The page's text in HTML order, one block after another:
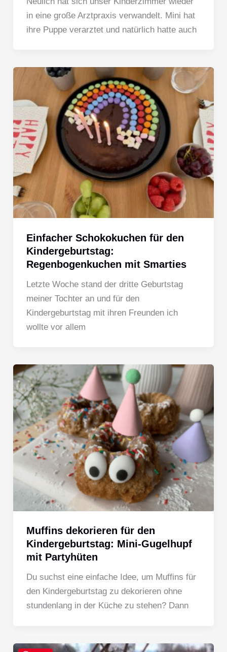
in eine große Arztpraxis verwandelt. Mini hat
ihre Puppe verarztet und natürlich hatte auch
Einfacher Schokokuchen für den
Kindergeburtstag:
Regenbogenkuchen mit Smarties
Letzte Woche stand der dritte Geburtstag
meiner Tochter an und für den
Kindergeburtstag mit ihren Freunden ich
wollte vor allem
Muffins dekorieren für den
Kindergeburtstag: Mini-Gugelhupf
mit Partyhüten
Du suchst eine einfache Idee, um Muffins für
den Kindergeburtstag zu dekorieren ohne
stundenlang in der Küche zu stehen? Dann